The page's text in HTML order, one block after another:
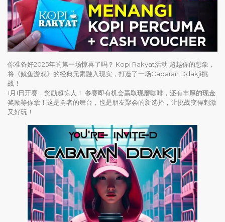
你准备好2025年的第一场惊喜了吗？ Kopi Rakyat活动 超越你的想象，
将《鱿鱼游戏》的经典元素融入现实，打造了一场Cabaran Ddakji挑
战！
1月1日开赛，奖励超惊人！ 参赛即有机会赢取现磨咖啡，还有丰厚的现金
奖励等你拿！这是勇者的舞台，也是朋友聚会的新选择，让挑战变得刺激
又好玩！